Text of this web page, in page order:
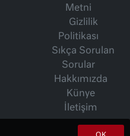
Metni
Gizlilik
Politikası
Sıkça Sorulan
Sorular
Hakkımızda
Künye
İletişim